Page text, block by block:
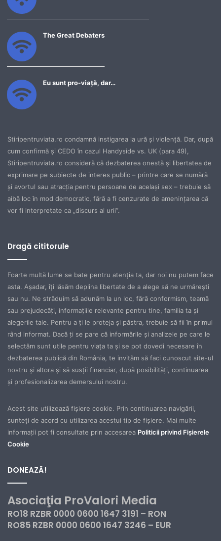
The Great Debaters
Eu sunt pro-viață, dar…
Stiripentruviata.ro condamnă instigarea la ură şi violenţă. Dar, după
cum confirmă şi CEDO în cazul Handyside vs. UK (para 49),
Stiripentruviata.ro consideră că dezbaterea onestă şi libertatea de
exprimare pe subiecte de interes public – printre care se numără
şi avortul sau atracţia pentru persoane de acelaşi sex – trebuie să
aibă loc în mod democratic, fără a fi cenzurate de ameninţarea că
vor fi interpretate ca „discurs al urii”.
Dragă cititorule
Foarte multă lume se bate pentru atenţia ta, dar noi nu putem face
asta. Aşadar, îţi lăsăm deplina libertate de a alege să ne urmăreşti
sau nu. Ne străduim să adunăm la un loc, fără conformism, teamă
sau prejudecăţi, informaţiile relevante pentru tine, familia ta şi
alegerile tale. Pentru a ţi le proteja şi păstra, trebuie să fii în primul
rând informat. Dacă ţi se pare că informările şi analizele pe care le
selectăm sunt utile pentru viaţa ta şi se pot dovedi necesare în
dezbaterea publică din România, te invităm să faci cunoscut site-ul
nostru şi altora şi să susţii financiar, după posibilităţi, continuarea
şi profesionalizarea demersului nostru.
Acest site utilizează fișiere cookie. Prin continuarea navigării,
sunteți de acord cu utilizarea acestui tip de fișiere. Mai multe
informații pot fi consultate prin accesarea Politicii privind Fișierele
Cookie
DONEAZĂ!
Asociaţia ProValori Media
RO18 RZBR 0000 0600 1647 3191 – RON
RO85 RZBR 0000 0600 1647 3246 – EUR